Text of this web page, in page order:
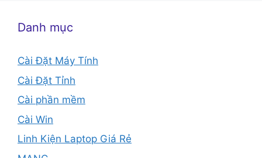
Danh mục
Cài Đặt Máy Tính
Cài Đặt Tỉnh
Cài phần mềm
Cài Win
Linh Kiện Laptop Giá Rẻ